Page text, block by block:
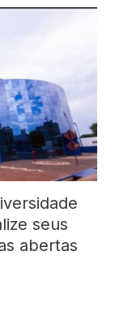
seus
abertas